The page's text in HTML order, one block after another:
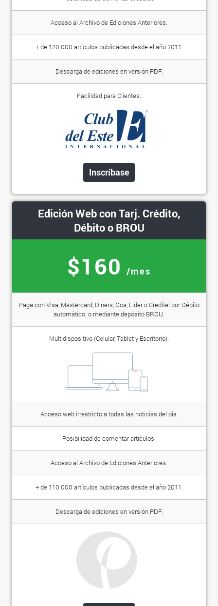
Acceso al Archivo de Ediciones Anteriores.
+ de 120.000 artículos publicadas desde el año 2011.
Descarga de ediciones en versión PDF.
Facilidad para Clientes:
Inscríbase
Edición Web con Tarj. Crédito,
Débito o BROU
$160 /mes
Paga con Visa, Mastercard, Diners, Oca, Lider o Creditel por Débito
automático; o mediante depósito BROU.
Multidispositivo (Celular, Tablet y Escritorio).
Acceso web irrestricto a todas las noticias del día.
Posibilidad de comentar artículos.
Acceso al Archivo de Ediciones Anteriores.
+ de 110.000 artículos publicadas desde el año 2011.
Descarga de ediciones en versión PDF.